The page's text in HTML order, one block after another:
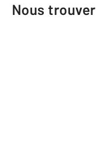
Nous trouver